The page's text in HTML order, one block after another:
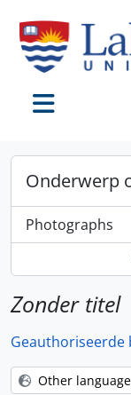
Onderwerp
Photographs
Zonder titel
Geauthoriseerde
Other